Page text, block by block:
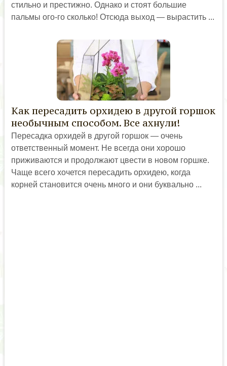
стильно и престижно. Однако и стоят большие
пальмы ого-го сколько! Отсюда выход — вырастить ...
Как пересадить орхидею в другой горшок
необычным способом. Все ахнули!
Пересадка орхидей в другой горшок — очень
ответственный момент. Не всегда они хорошо
приживаются и продолжают цвести в новом горшке.
Чаще всего хочется пересадить орхидею, когда
корней становится очень много и они буквально ...